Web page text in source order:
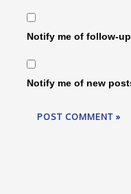
Notify me of follow-
Notify me of new